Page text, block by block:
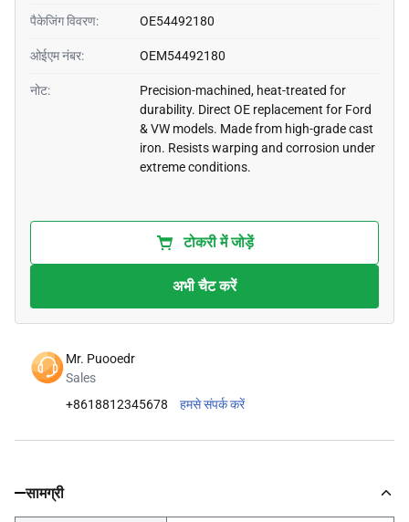
पैकेजिंग विवरण: OE54492180
ओईएम नंबर: OEM54492180
नोट:
Precision-machined, heat-treated for
durability. Direct OE replacement for Ford
& VW models. Made from high-grade cast
iron. Resists warping and corrosion under
extreme conditions.
टोकरी में जोड़ें
अभी चैट करें
Mr. Puooedr
Sales
+8618812345678
हमसे संपर्क करें
सामग्री